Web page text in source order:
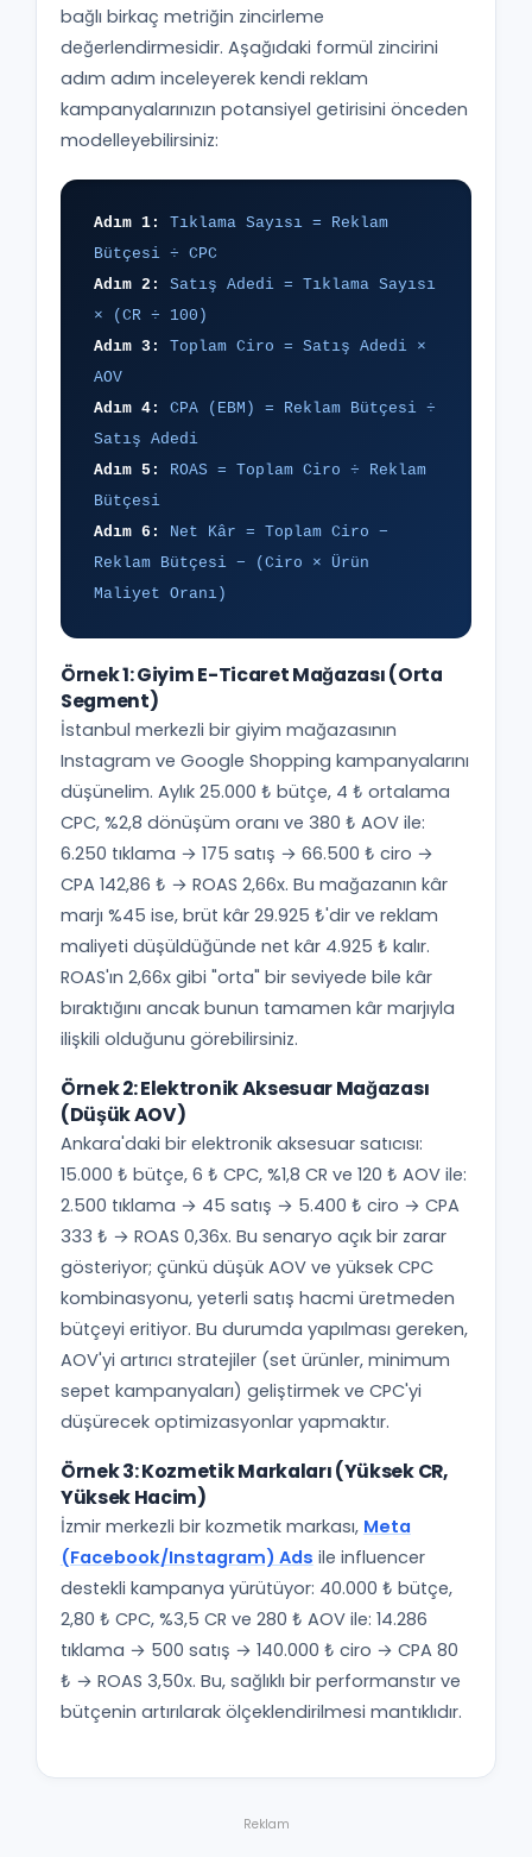
bağlı birkaç metriğin zincirleme
değerlendirmesidir. Aşağıdaki formül zincirini
adım adım inceleyerek kendi reklam
kampanyalarınızın potansiyel getirisini önceden
modelleyebilirsiniz:
Adım 1:
Tıklama Sayısı = Reklam
Bütçesi ÷ CPC
Adım 2:
Satış Adedi = Tıklama Sayısı
× (CR ÷ 100)
Adım 3:
Toplam Ciro = Satış Adedi ×
AOV
Adım 4:
CPA (EBM) = Reklam Bütçesi ÷
Satış Adedi
Adım 5:
ROAS = Toplam Ciro ÷ Reklam
Bütçesi
Adım 6:
Net Kâr = Toplam Ciro −
Reklam Bütçesi − (Ciro × Ürün
Maliyet Oranı)
Örnek 1: Giyim E-Ticaret Mağazası (Orta
Segment)
İstanbul merkezli bir giyim mağazasının
Instagram ve Google Shopping kampanyalarını
düşünelim. Aylık 25.000 ₺ bütçe, 4 ₺ ortalama
CPC, %2,8 dönüşüm oranı ve 380 ₺ AOV ile:
6.250 tıklama → 175 satış → 66.500 ₺ ciro →
CPA 142,86 ₺ → ROAS 2,66x. Bu mağazanın kâr
marjı %45 ise, brüt kâr 29.925 ₺'dir ve reklam
maliyeti düşüldüğünde net kâr 4.925 ₺ kalır.
ROAS'ın 2,66x gibi "orta" bir seviyede bile kâr
bıraktığını ancak bunun tamamen kâr marjıyla
ilişkili olduğunu görebilirsiniz.
Örnek 2: Elektronik Aksesuar Mağazası
(Düşük AOV)
Ankara'daki bir elektronik aksesuar satıcısı:
15.000 ₺ bütçe, 6 ₺ CPC, %1,8 CR ve 120 ₺ AOV ile:
2.500 tıklama → 45 satış → 5.400 ₺ ciro → CPA
333 ₺ → ROAS 0,36x. Bu senaryo açık bir zarar
gösteriyor; çünkü düşük AOV ve yüksek CPC
kombinasyonu, yeterli satış hacmi üretmeden
bütçeyi eritiyor. Bu durumda yapılması gereken,
AOV'yi artırıcı stratejiler (set ürünler, minimum
sepet kampanyaları) geliştirmek ve CPC'yi
düşürecek optimizasyonlar yapmaktır.
Örnek 3: Kozmetik Markaları (Yüksek CR,
Yüksek Hacim)
İzmir merkezli bir kozmetik markası, Meta
(Facebook/Instagram) Ads ile influencer
destekli kampanya yürütüyor: 40.000 ₺ bütçe,
2,80 ₺ CPC, %3,5 CR ve 280 ₺ AOV ile: 14.286
tıklama → 500 satış → 140.000 ₺ ciro → CPA 80
₺ → ROAS 3,50x. Bu, sağlıklı bir performanstır ve
bütçenin artırılarak ölçeklendirilmesi mantıklıdır.
Reklam